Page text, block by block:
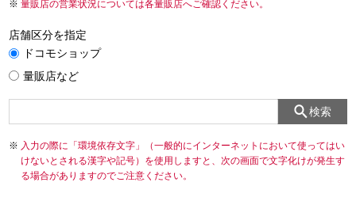
量販店の営業状況については各量販店へご確認ください。
店舗区分を指定
ドコモショップ
量販店など
検索
入力の際に「環境依存文字」（一般的にインターネットにおいて使ってはい
けないとされる漢字や記号）を使用しますと、次の画面で文字化けが発生す
る場合がありますのでご注意ください。